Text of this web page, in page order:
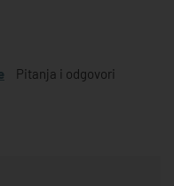
Pitanja i odgovori